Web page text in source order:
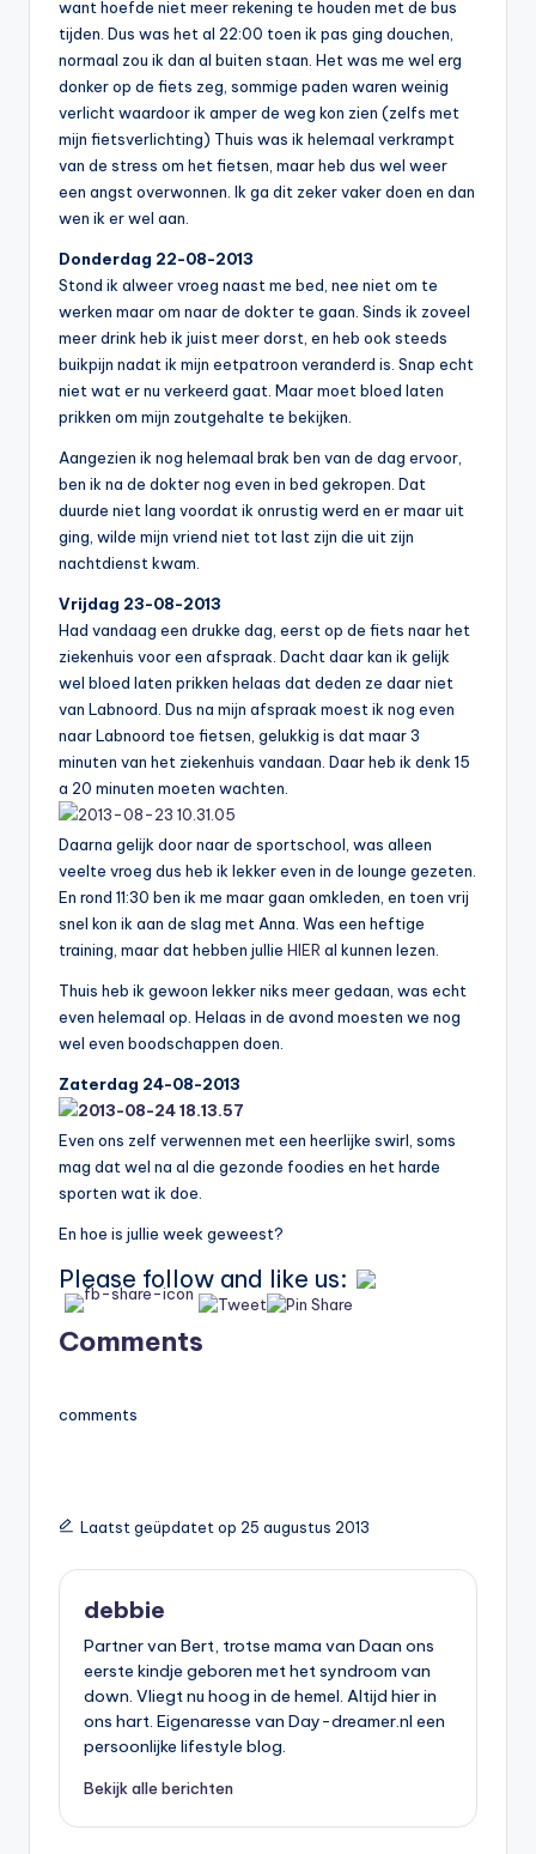
want hoefde niet meer rekening te houden met de bus
tijden. Dus was het al 22:00 toen ik pas ging douchen,
normaal zou ik dan al buiten staan. Het was me wel erg
donker op de fiets zeg, sommige paden waren weinig
verlicht waardoor ik amper de weg kon zien (zelfs met
mijn fietsverlichting) Thuis was ik helemaal verkrampt
van de stress om het fietsen, maar heb dus wel weer
een angst overwonnen. Ik ga dit zeker vaker doen en dan
wen ik er wel aan.
Donderdag 22-08-2013
Stond ik alweer vroeg naast me bed, nee niet om te
werken maar om naar de dokter te gaan. Sinds ik zoveel
meer drink heb ik juist meer dorst, en heb ook steeds
buikpijn nadat ik mijn eetpatroon veranderd is. Snap echt
niet wat er nu verkeerd gaat. Maar moet bloed laten
prikken om mijn zoutgehalte te bekijken.
Aangezien ik nog helemaal brak ben van de dag ervoor,
ben ik na de dokter nog even in bed gekropen. Dat
duurde niet lang voordat ik onrustig werd en er maar uit
ging, wilde mijn vriend niet tot last zijn die uit zijn
nachtdienst kwam.
Vrijdag 23-08-2013
Had vandaag een drukke dag, eerst op de fiets naar het
ziekenhuis voor een afspraak. Dacht daar kan ik gelijk
wel bloed laten prikken helaas dat deden ze daar niet
van Labnoord. Dus na mijn afspraak moest ik nog even
naar Labnoord toe fietsen, gelukkig is dat maar 3
minuten van het ziekenhuis vandaan. Daar heb ik denk 15
a 20 minuten moeten wachten.
Daarna gelijk door naar de sportschool, was alleen
veelte vroeg dus heb ik lekker even in de lounge gezeten.
En rond 11:30 ben ik me maar gaan omkleden, en toen vrij
snel kon ik aan de slag met Anna. Was een heftige
training, maar dat hebben jullie HIER al kunnen lezen.
Thuis heb ik gewoon lekker niks meer gedaan, was echt
even helemaal op. Helaas in de avond moesten we nog
wel even boodschappen doen.
Zaterdag 24-08-2013
Even ons zelf verwennen met een heerlijke swirl, soms
mag dat wel na al die gezonde foodies en het harde
sporten wat ik doe.
En hoe is jullie week geweest?
Please follow and like us:
Comments
comments
Laatst geüpdatet op 25 augustus 2013
debbie
Partner van Bert, trotse mama van Daan ons
eerste kindje geboren met het syndroom van
down. Vliegt nu hoog in de hemel. Altijd hier in
ons hart. Eigenaresse van Day-dreamer.nl een
persoonlijke lifestyle blog.
Bekijk alle berichten